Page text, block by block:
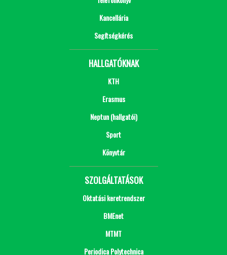
Kancellária
Segítségkérés
HALLGATÓKNAK
KTH
Erasmus
Neptun (hallgatói)
Sport
Könyvtár
SZOLGÁLTATÁSOK
Oktatási keretrendszer
BMEnet
MTMT
Periodica Polytechnica